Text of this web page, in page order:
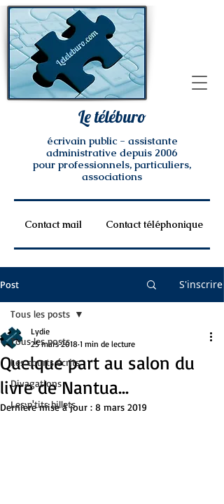
Le téléburo
écrivain public - assistante
administrative depuis 2006
pour professionnels, particuliers,
associations
Contact mail Contact téléphonique
Post S'inscrire
Tous les posts
Les courts écrits
Divagations
Les p'tits billets
Tous les posts
Quelque part au salon du
livre de Nantua...
Lydie
25 mars 2018 1 min de lecture
Dernière mise à jour : 8 mars 2019